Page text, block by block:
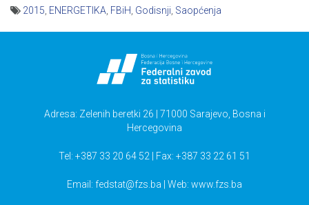
2015 ENERGETIKA FBiH Godisnji Saopćenja
Adresa: Zelenih beretki 26 | 71000 Sarajevo, Bosna i
Hercegovina
Tel: +387 33 20 64 52 | Fax: +387 33 22 61 51
Email: fedstat@fzs.ba | Web: www.fzs.ba